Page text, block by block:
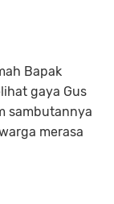
Bapak
gaya Gus
sambutannya
merasa